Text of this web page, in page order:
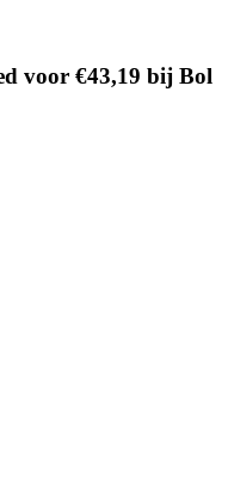
voor €43,19 bij Bol